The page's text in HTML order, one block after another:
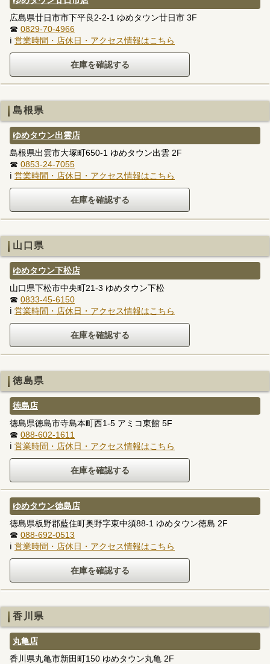
広島県廿日市市下平良2-2-1 ゆめタウン廿日市 3F
☎ 0829-70-4966
ℹ 営業時間・店休日・アクセス情報はこちら
島根県
ゆめタウン出雲店
島根県出雲市大塚町650-1 ゆめタウン出雲 2F
☎ 0853-24-7055
ℹ 営業時間・店休日・アクセス情報はこちら
山口県
ゆめタウン下松店
山口県下松市中央町21-3 ゆめタウン下松
☎ 0833-45-6150
ℹ 営業時間・店休日・アクセス情報はこちら
徳島県
徳島店
徳島県徳島市寺島本町西1-5 アミコ東館 5F
☎ 088-602-1611
ℹ 営業時間・店休日・アクセス情報はこちら
ゆめタウン徳島店
徳島県板野郡藍住町奥野字東中須88-1 ゆめタウン徳島 2F
☎ 088-692-0513
ℹ 営業時間・店休日・アクセス情報はこちら
香川県
丸亀店
香川県丸亀市新田町150 ゆめタウン丸亀 2F